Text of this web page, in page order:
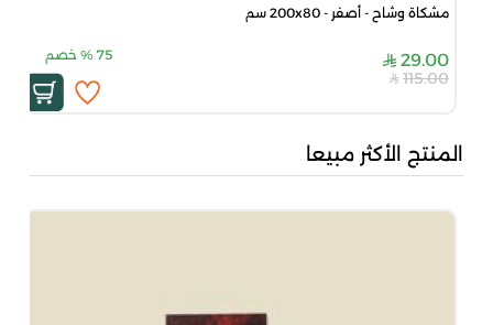
مشكاة وشاح - أصفر - 200x80 سم
29.00
75
% خصم
115.00
المنتج الأكثر مبيعا